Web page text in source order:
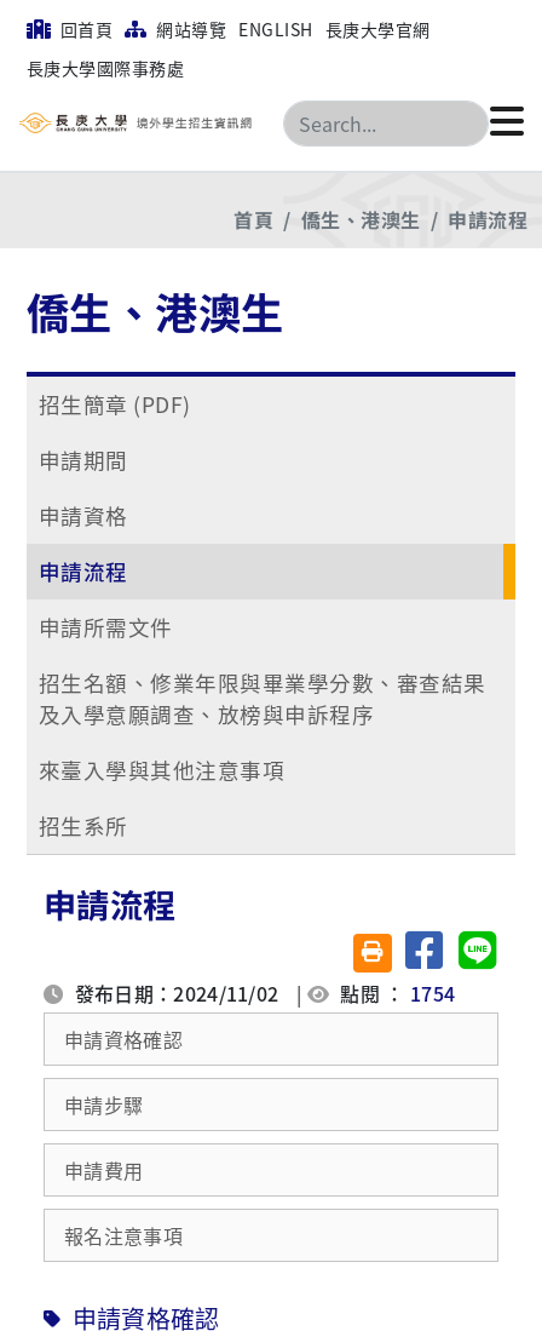
回首頁 網站導覽 ENGLISH 長庚大學官網
長庚大學國際事務處
搜尋
首頁 僑生、港澳生 申請流程
僑生、港澳生
招生簡章 (PDF)
申請期間
申請資格
申請流程
申請所需文件
招生名額、修業年限與畢業學分數、審查結果
及入學意願調查、放榜與申訴程序
來臺入學與其他注意事項
招生系所
申請流程
友善列印(另開視窗)
分享至臉書分享
發布日期：2024/11/02 | 點閱 ： 1754
申請資格確認
申請步驟
申請費用
報名注意事項
申請資格確認